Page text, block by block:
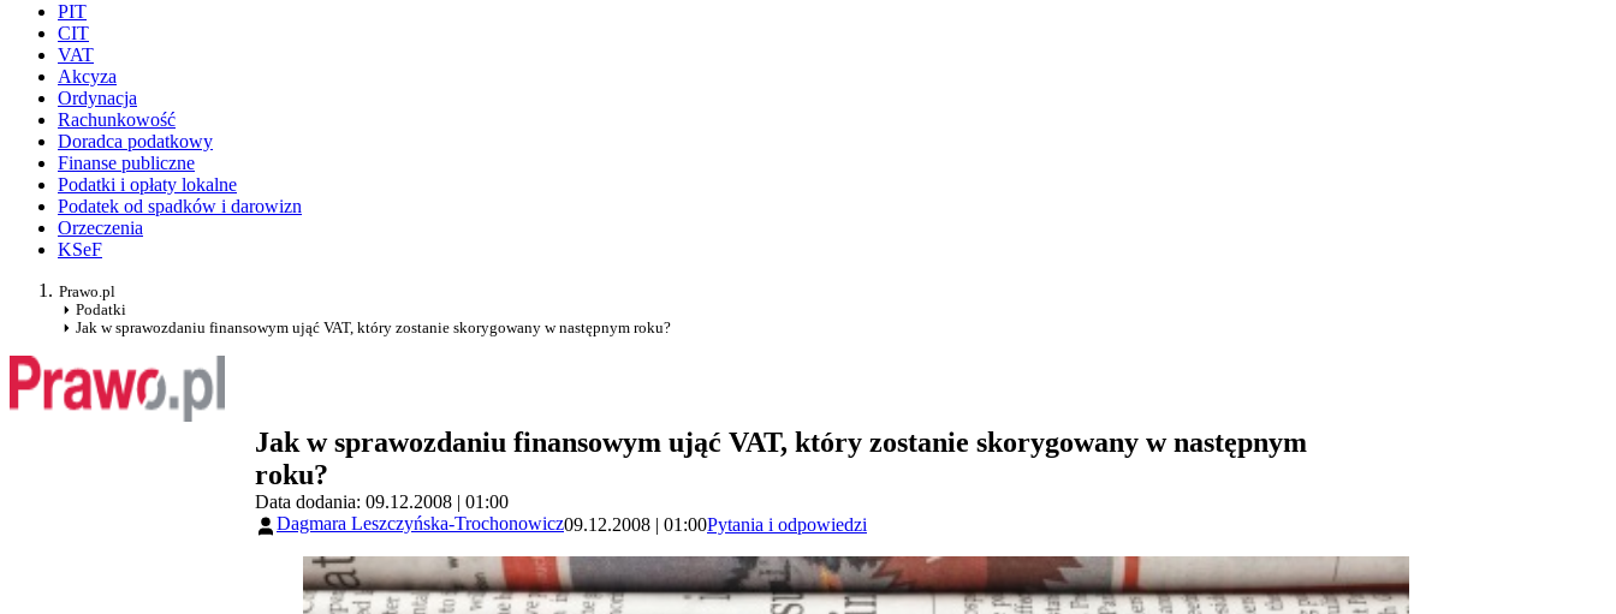
PIT
CIT
VAT
Akcyza
Ordynacja
Rachunkowość
Doradca podatkowy
Finanse publiczne
Podatki i opłaty lokalne
Podatek od spadków i darowizn
Orzeczenia
KSeF
Prawo.pl
Podatki
Jak w sprawozdaniu finansowym ująć VAT, który zostanie skorygowany w następnym roku?
Jak w sprawozdaniu finansowym ująć VAT, który zostanie skorygowany w następnym
roku?
Data dodania: 09.12.2008 | 01:00
Dagmara Leszczyńska-Trochonowicz09.12.2008 | 01:00Pytania i odpowiedzi